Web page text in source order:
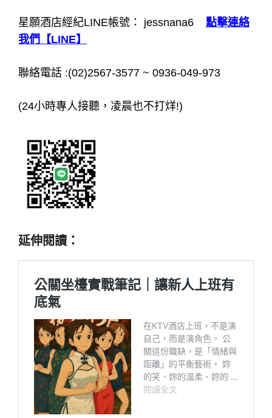
星願酒店經紀LINE帳號： jessnana6
點擊連絡
我們【LINE】
聯絡電話 :(02)2567-3577 ~ 0936-049-973
(24小時專人接聽，凌晨也不打烊!)
延伸閱讀：